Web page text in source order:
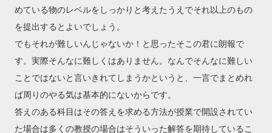
めている物のレベルをしっかりと考えたうえでそれ以上のもの
を提出するとよいでしょう。
でもそれが難しいんじゃないか！と思ったそこの君に朗報で
す。実際そんなに難しくはありません。なんでそんなに難しい
ことではないと言いきれてしまうかというと、一言でまとめれ
ば周りのやる気は基本的にないからです。
答えのある科目はその答えを求める方法が授業で開設されてい
た場合は多くの教授の場合はそういった解答を期待しているこ